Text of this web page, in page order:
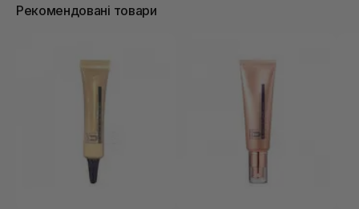
Рекомендовані товари